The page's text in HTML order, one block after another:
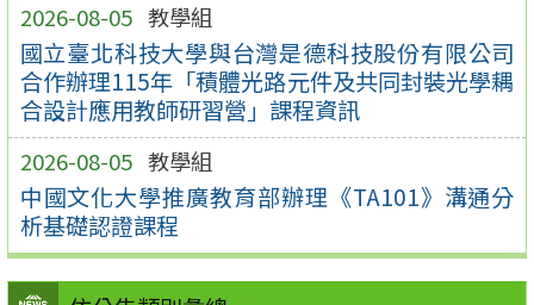
2026-08-05 教學組
國立臺北科技大學與台灣是德科技股份有限公司
合作辦理115年「積體光路元件及共同封裝光學耦
合設計應用教師研習營」課程資訊
2026-08-05 教學組
中國文化大學推廣教育部辦理《TA101》溝通分
析基礎認證課程